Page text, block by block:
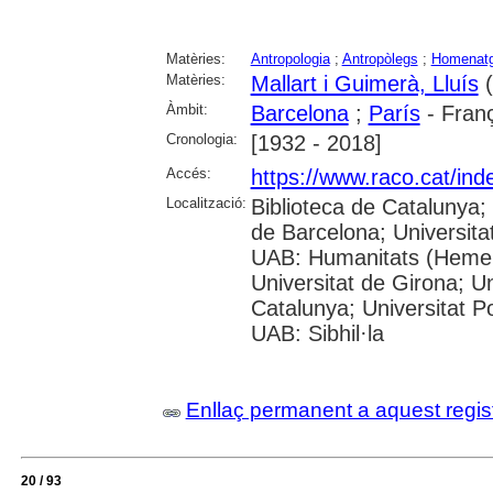
Matèries: Antropologia; Antropòlegs ;
Matèries:
Mallart i Guimerà, Lluís
Àmbit: Barcelona; París-
Cronologia: [1932 - 2018]
Accés: https://www.raco.cat/
Localització: Biblioteca de
de Barcelona;
UAB: Humanitats
Universitat de Girona;
Catalunya; Universitat
UAB: Sibhil·la
Enllaç permanent a aquest
20 / 93